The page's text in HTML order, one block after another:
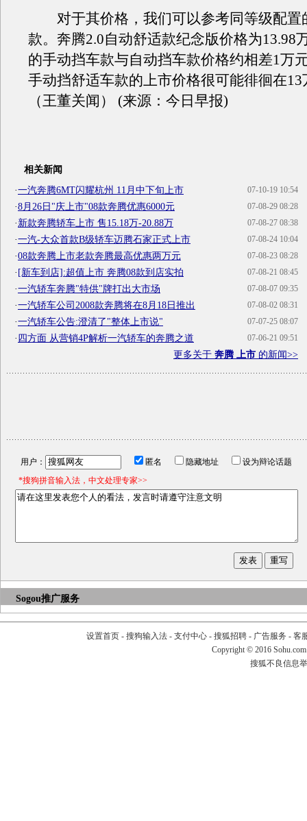
对于其价格，我们可以参考同等级配置
款。奔腾2.0自动舒适款纪念版价格为13.98
的手动挡车款与自动挡车款价格约相差1
手动挡舒适车款的上市价格很可能徘徊在13
（王董关闻） (来源：今日早报)
相关新闻
07-10-19 10:54
·一汽奔腾6MT闪耀杭州 11月中下旬上市
07-08-29 08:28
·8月26日"庆上市"08款奔腾优惠6000元
07-08-27 08:38
·新款奔腾轿车上市 售15.18万-20.88万
07-08-24 10:04
·一汽-大众首款B级轿车迈腾石家正式上市
07-08-23 08:28
·08款奔腾上市老款奔腾最高优惠两万元
07-08-21 08:45
·[新车到店]:超值上市 奔腾08款到店实拍
07-08-07 09:35
·一汽轿车奔腾"特供"牌打出大市场
07-08-02 08:31
·一汽轿车公司2008款奔腾将在8月18日推出
07-07-25 08:07
·一汽轿车公告:澄清了"整体上市说"
07-06-21 09:51
·四方面 从营销4P解析一汽轿车的奔腾之道
更多关于 奔腾 上市 的新闻>>
用户： 匿名 隐藏地址
设为辩论话题
*搜狗拼音输入法，中文处理专家>>
Sogou推广服务
设置首页- 搜狗输入法- 支付中心- 搜狐招聘- 广告服务 - 客
Copyright © 2016
搜狐不良信息